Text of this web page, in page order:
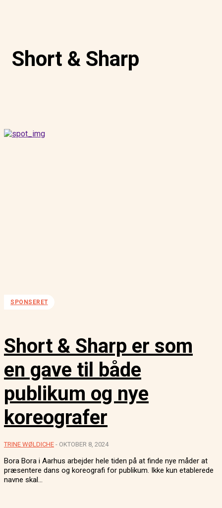
Short & Sharp
SPONSERET
Short & Sharp er som
en gave til både
publikum og nye
koreografer
TRINE WØLDICHE - OKTOBER 8, 2024
Bora Bora i Aarhus arbejder hele tiden på at finde nye måder at
præsentere dans og koreografi for publikum. Ikke kun etablerede
navne skal...